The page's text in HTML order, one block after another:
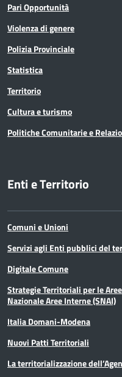
Pari Opportunità
Violenza di genere
Polizia Provinciale
Statistica
Territorio
Cultura e turismo
Politiche Comunitarie e
Enti e Territorio
Comuni e Unioni
Servizi agli Enti pubblici del
Digitale Comune
Strategie Territoriali per le
Nazionale Aree Interne (SNAI)
Italia Domani-Modena
Nuovi Patti Territoriali
La territorializzazione